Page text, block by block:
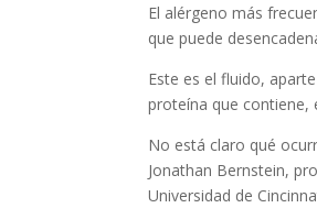
El alérgeno más
que puede
Este es el fluido,
proteína que contiene,
No está claro qué
Jonathan Bernstein,
Universidad de